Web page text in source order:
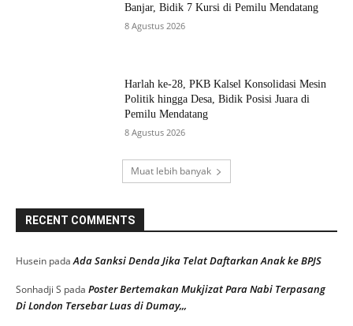
Banjar, Bidik 7 Kursi di Pemilu Mendatang
8 Agustus 2026
Harlah ke-28, PKB Kalsel Konsolidasi Mesin
Politik hingga Desa, Bidik Posisi Juara di
Pemilu Mendatang
8 Agustus 2026
Muat lebih banyak
RECENT COMMENTS
Husein padaAda Sanksi Denda Jika Telat Daftarkan Anak ke BPJS
Sonhadji S pada Poster Bertemakan Mukjizat Para Nabi Terpasang
Di London Tersebar Luas di Dumay,,,